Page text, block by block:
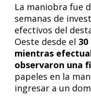
La maniobra fue
semanas de
efectivos del
Oeste desde el
mientras
observaron una
papeles en la
ingresar a un